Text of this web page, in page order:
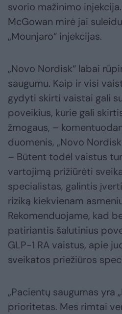
svorio mažinimo
McGowan mirė jai
„Mounjaro“ injekcijas.
„Novo Nordisk“ labai
saugumu. Kaip ir visi
gydyti skirti vaistai gali
poveikius, kurie gali
žmogaus, –
duomenis, „Novo
– Būtent todėl vaistus
vartojimą prižiūrėti
specialistas, galintis
riziką kiekvienam
Rekomenduojame, kad
patiriantis šalutinius
GLP-1 RA vaistus, apie
sveikatos priežiūros
„Pacientų saugumas yra
prioritetas. Mes rimtai